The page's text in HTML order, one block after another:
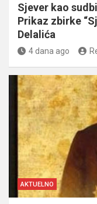
Sjever kao
Prikaz zbirke
Delalića
4 dana ago
AKTUELNO